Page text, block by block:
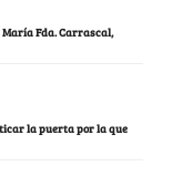
Fda. Carrascal,
la puerta por la que